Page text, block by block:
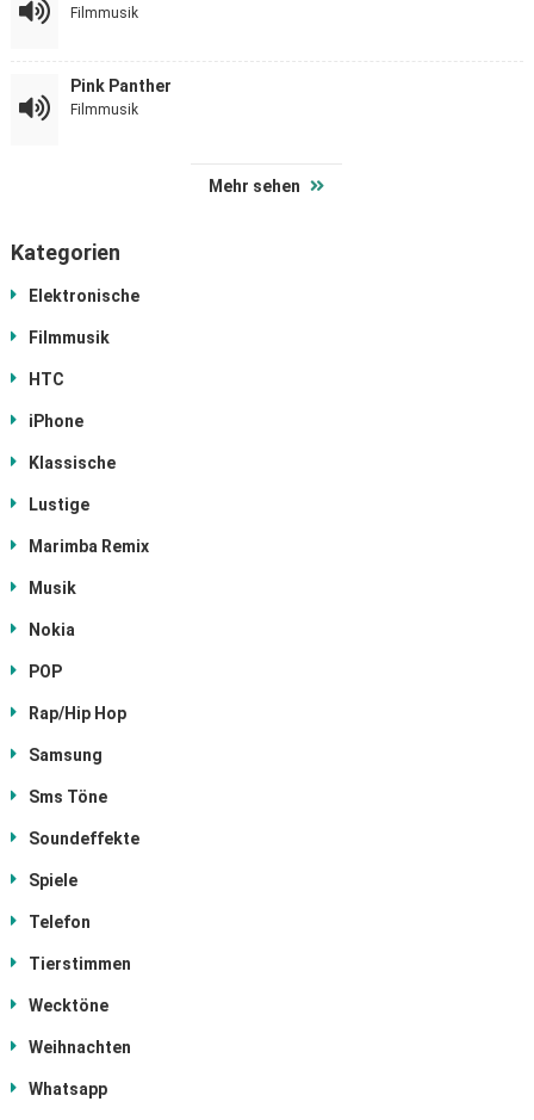
Filmmusik
Pink Panther
Filmmusik
Mehr sehen
Kategorien
Elektronische
Filmmusik
HTC
iPhone
Klassische
Lustige
Marimba Remix
Musik
Nokia
POP
Rap/Hip Hop
Samsung
Sms Töne
Soundeffekte
Spiele
Telefon
Tierstimmen
Wecktöne
Weihnachten
Whatsapp